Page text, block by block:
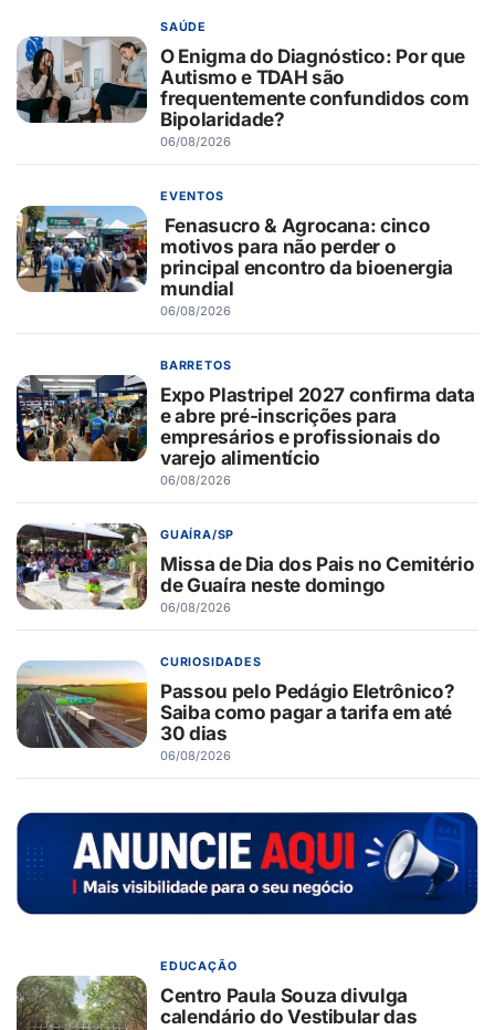
SAÚDE
O Enigma do Diagnóstico: Por que
Autismo e TDAH são
frequentemente confundidos com
Bipolaridade?
06/08/2026
EVENTOS
Fenasucro & Agrocana: cinco
motivos para não perder o
principal encontro da bioenergia
mundial
06/08/2026
BARRETOS
Expo Plastripel 2027 confirma data
e abre pré-inscrições para
empresários e profissionais do
varejo alimentício
06/08/2026
GUAÍRA/SP
Missa de Dia dos Pais no Cemitério
de Guaíra neste domingo
06/08/2026
CURIOSIDADES
Passou pelo Pedágio Eletrônico?
Saiba como pagar a tarifa em até
30 dias
06/08/2026
EDUCAÇÃO
Centro Paula Souza divulga
calendário do Vestibular das